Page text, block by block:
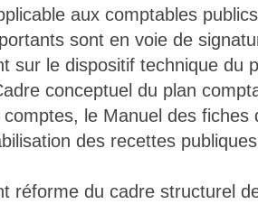
aux comptables
sont en voie de
sur le dispositif technique du
conceptuel du plan
le Manuel des fiches
des recettes
réforme du cadre structurel